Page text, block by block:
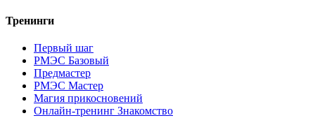
Тренинги
Первый шаг
РМЭС Базовый
Предмастер
РМЭС Мастер
Магия прикосновений
Онлайн-тренинг Знакомство